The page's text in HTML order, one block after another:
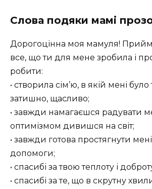
Слова подяки мамі
Дорогоцінна моя мамуля!
все, що ти для мене зробила і
робити:
• створила сім’ю, в якій мені було
затишно, щасливо;
• завжди намагаєшся радувати
оптимізмом дивишся на світ;
• завжди готова простягнути
допомоги;
• спасибі за твою теплоту і
• спасибі за те, що в скрутну